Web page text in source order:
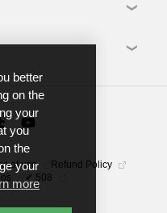
better
on the
your
you
the
your
more
of use
Refund Policy
✔ 508